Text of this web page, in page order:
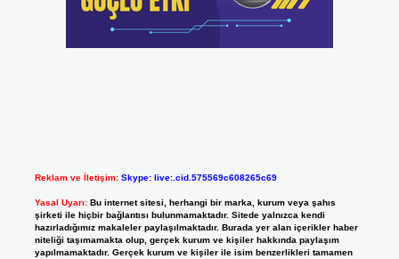
Reklam ve İletişim: Skype: live:.cid.575569c608265c69
Yasal Uyarı: Bu internet sitesi, herhangi bir marka, kurum veya şahıs
şirketi ile hiçbir bağlantısı bulunmamaktadır. Sitede yalnızca kendi
hazırladığımız makaleler paylaşılmaktadır. Burada yer alan içerikler haber
niteliği taşımamakta olup, gerçek kurum ve kişiler hakkında paylaşım
yapılmamaktadır. Gerçek kurum ve kişiler ile isim benzerlikleri tamamen